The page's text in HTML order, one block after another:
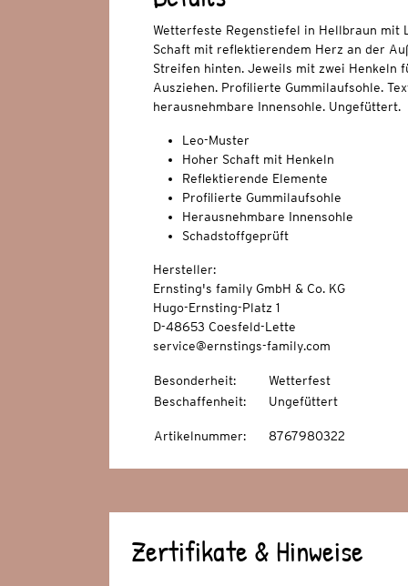
Wetterfeste Regenstiefel in Hellbraun mit
Schaft mit reflektierendem Herz an der
Streifen hinten. Jeweils mit zwei Henkeln
Ausziehen. Profilierte Gummilaufsohle.
herausnehmbare Innensohle. Ungefüttert.
Leo-Muster
Hoher Schaft mit Henkeln
Reflektierende Elemente
Profilierte Gummilaufsohle
Herausnehmbare Innensohle
Schadstoffgeprüft
Hersteller:
Ernsting's family GmbH & Co. KG
Hugo-Ernsting-Platz 1
D-48653 Coesfeld-Lette
service@ernstings-family.com
Besonderheit:
Wetterfest
Beschaffenheit: Ungefüttert
Artikelnummer: 8767980322
Zertifikate & Hinweise